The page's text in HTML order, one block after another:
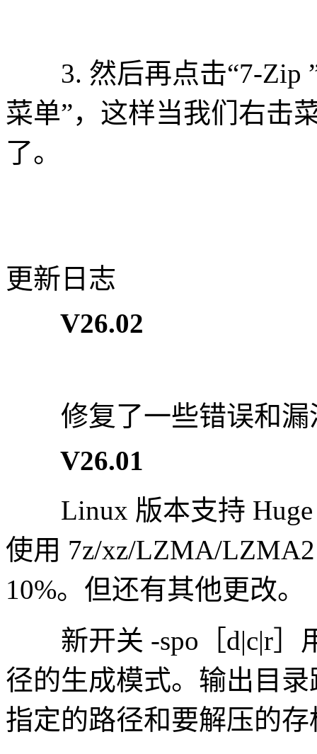
3. 然后再点击“7-Zip ”
菜单”，这样当我们右击
了。
更新日志
V26.02
修复了一些错误和漏
V26.01
Linux 版本支持 Huge
使用 7z/xz/LZMA/
10%。但还有其他更改。
新开关 -spo［d|c|r］
径的生成模式。输出目
指定的路径和要解压的